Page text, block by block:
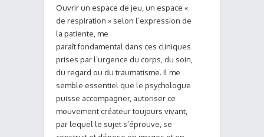
Ouvrir un espace de jeu, un espace «
de respiration » selon l’expression de
la patiente, me
paraît fondamental dans ces cliniques
prises par l’urgence du corps, du soin,
du regard ou du traumatisme. Il me
semble essentiel que le psychologue
puisse accompagner, autoriser ce
mouvement créateur toujours vivant,
par lequel le sujet s’éprouve, se